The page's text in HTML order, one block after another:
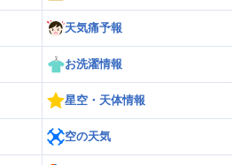
天気痛予報
お洗濯情報
星空・天体情報
空の天気